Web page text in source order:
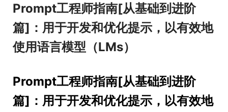
Prompt工程师指南[从基础到进阶
篇]：用于开发和优化提示，以有效地
使用语言模型（LMs）
Prompt工程师指南[从基础到进阶
篇]：用于开发和优化提示，以有效地